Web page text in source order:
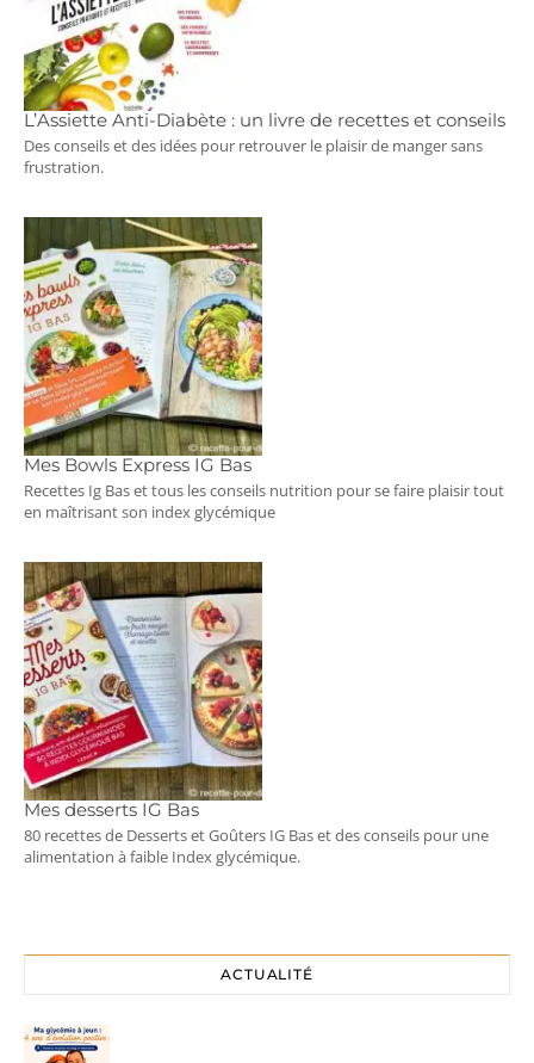
L’Assiette Anti-Diabète : un livre de recettes et conseils
Des conseils et des idées pour retrouver le plaisir de manger sans
frustration.
Mes Bowls Express IG Bas
Recettes Ig Bas et tous les conseils nutrition pour se faire plaisir tout
en maîtrisant son index glycémique
Mes desserts IG Bas
80 recettes de Desserts et Goûters IG Bas et des conseils pour une
alimentation à faible Index glycémique.
ACTUALITÉ